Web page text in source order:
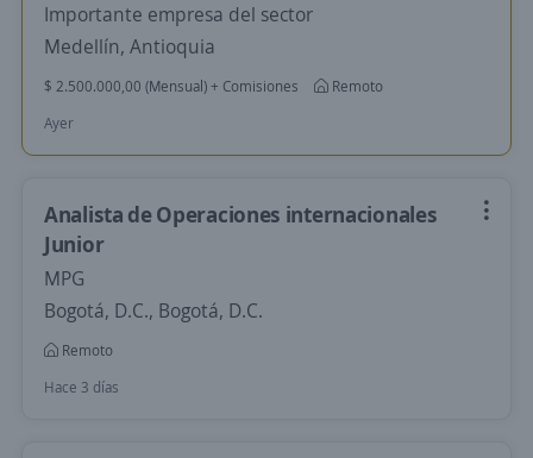
Importante empresa del sector
Medellín, Antioquia
$ 2.500.000,00 (Mensual) + Comisiones
Remoto
Ayer
Analista de Operaciones internacionales
Junior
MPG
Bogotá, D.C., Bogotá, D.C.
Remoto
Hace 3 días